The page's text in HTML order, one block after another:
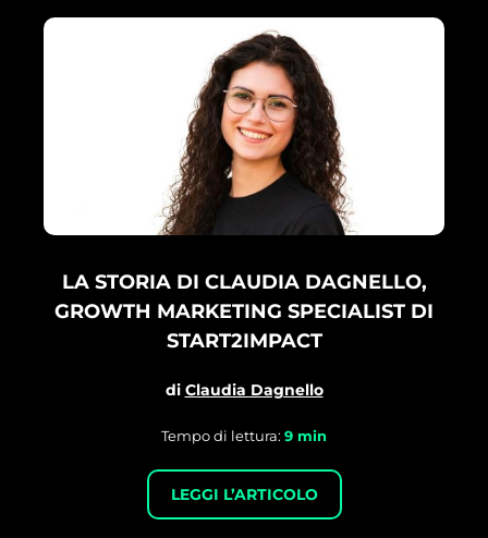
LA STORIA DI CLAUDIA DAGNELLO,
GROWTH MARKETING SPECIALIST DI
START2IMPACT
di Claudia Dagnello
Tempo di lettura: 9 min
LEGGI L’ARTICOLO